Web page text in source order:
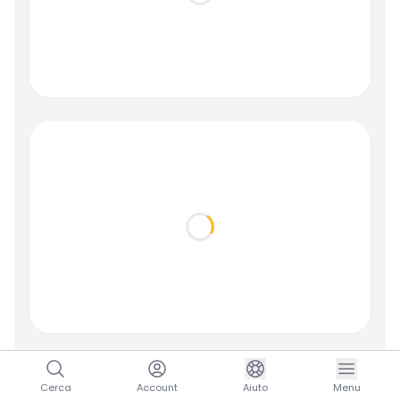
Loading...
Cerca Account Aiuto Menu